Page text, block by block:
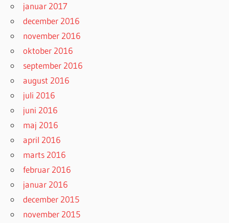
januar 2017
december 2016
november 2016
oktober 2016
september 2016
august 2016
juli 2016
juni 2016
maj 2016
april 2016
marts 2016
februar 2016
januar 2016
december 2015
november 2015